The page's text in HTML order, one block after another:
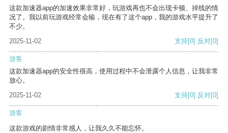
这款加速器app的加速效果非常好，玩游戏再也不会出现卡顿、掉线的情
况了。我以前玩游戏经常会输，现在有了这个app，我的游戏水平提升了
不少。
2025-11-02
支持[0] 反对[0]
游客
这款加速器app的安全性很高，使用过程中不会泄露个人信息，让我非常
放心。
2025-11-02
支持[0] 反对[0]
游客
这款游戏的剧情非常感人，让我久久不能忘怀。